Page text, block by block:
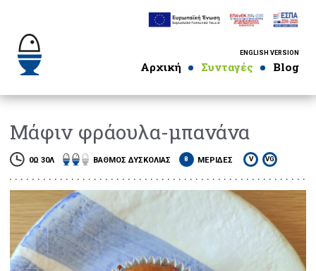
ENGLISH VERSION
Αρχική Συνταγές Blog
Μάφιν φράουλα-μπανάνα
0Ω 30Λ ΒΑΘΜΟΣ ∆ΥΣΚΟΛΙΑΣ 8 ΜΕΡΙ∆ΕΣ V VG